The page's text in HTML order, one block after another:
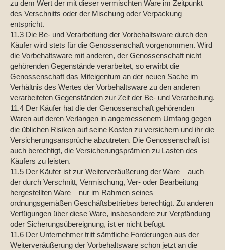
zu dem Wert der mit dieser vermischten Ware im Zeitpunkt
des Verschnitts oder der Mischung oder Verpackung
entspricht.
11.3 Die Be- und Verarbeitung der Vorbehaltsware durch den
Käufer wird stets für die Genossenschaft vorgenommen. Wird
die Vorbehaltsware mit anderen, der Genossenschaft nicht
gehörenden Gegenstände verarbeitet, so erwirbt die
Genossenschaft das Miteigentum an der neuen Sache im
Verhältnis des Wertes der Vorbehaltsware zu den anderen
verarbeiteten Gegenständen zur Zeit der Be- und Verarbeitung.
11.4 Der Käufer hat die der Genossenschaft gehörenden
Waren auf deren Verlangen in angemessenem Umfang gegen
die üblichen Risiken auf seine Kosten zu versichern und ihr die
Versicherungsansprüche abzutreten. Die Genossenschaft ist
auch berechtigt, die Versicherungsprämien zu Lasten des
Käufers zu leisten.
11.5 Der Käufer ist zur Weiterveräußerung der Ware – auch
der durch Verschnitt, Vermischung, Ver- oder Bearbeitung
hergestellten Ware – nur im Rahmen seines
ordnungsgemäßen Geschäftsbetriebes berechtigt. Zu anderen
Verfügungen über diese Ware, insbesondere zur Verpfändung
oder Sicherungsübereignung, ist er nicht befugt.
11.6 Der Unternehmer tritt sämtliche Forderungen aus der
Weiterveräußerung der Vorbehaltsware schon jetzt an die